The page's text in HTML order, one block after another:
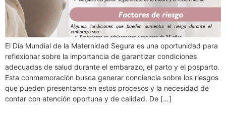
El Día Mundial de la Maternidad Segura es una oportunidad para
reflexionar sobre la importancia de garantizar condiciones
adecuadas de salud durante el embarazo, el parto y el posparto.
Esta conmemoración busca generar conciencia sobre los riesgos
que pueden presentarse en estos procesos y la necesidad de
contar con atención oportuna y de calidad. De […]